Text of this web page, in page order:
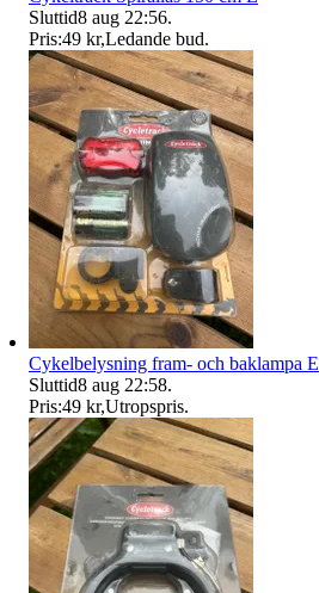
Sluttid8 aug 22:56.
Pris:49 kr,Ledande bud.
Cykelbelysning fram- och baklampa E
Sluttid8 aug 22:58.
Pris:49 kr,Utropspris.